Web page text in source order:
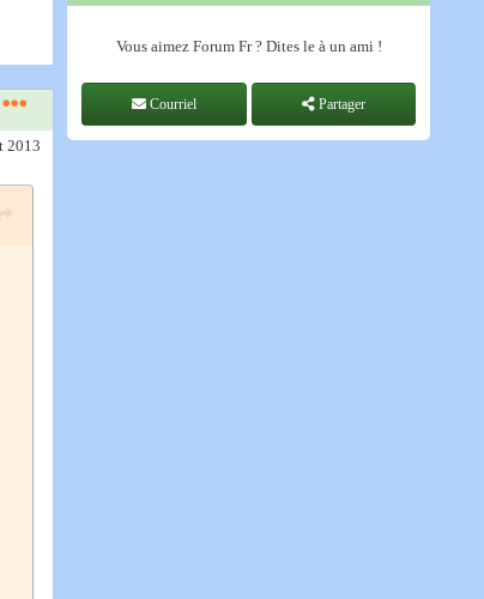
2013
Vous aimez Forum Fr ? Dites le à un ami !
Courriel Partager